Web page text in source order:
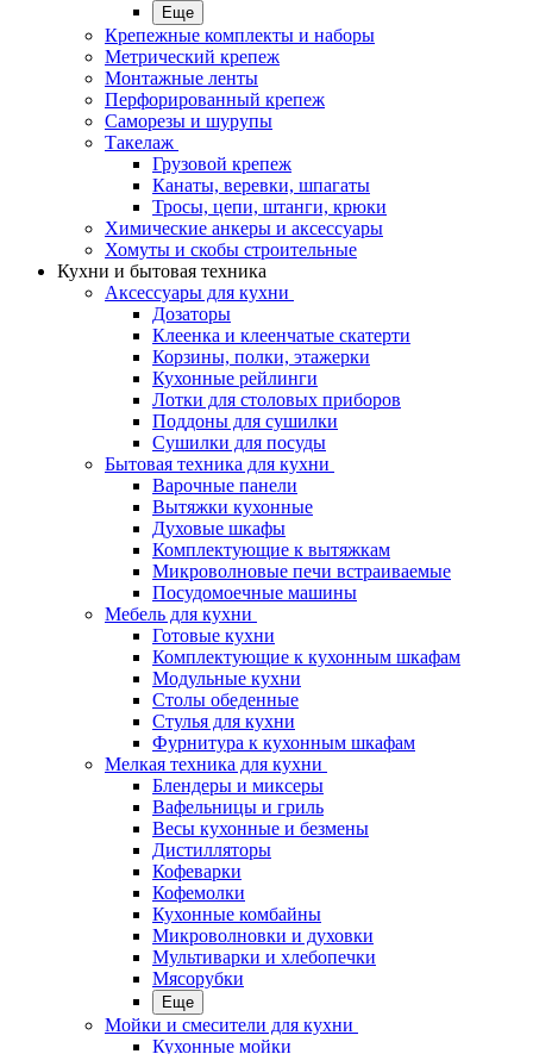
Еще
Крепежные комплекты и наборы
Метрический крепеж
Монтажные ленты
Перфорированный крепеж
Саморезы и шурупы
Такелаж
Грузовой крепеж
Канаты, веревки, шпагаты
Тросы, цепи, штанги, крюки
Химические анкеры и аксессуары
Хомуты и скобы строительные
Кухни и бытовая техника
Аксессуары для кухни
Дозаторы
Клеенка и клеенчатые скатерти
Корзины, полки, этажерки
Кухонные рейлинги
Лотки для столовых приборов
Поддоны для сушилки
Сушилки для посуды
Бытовая техника для кухни
Варочные панели
Вытяжки кухонные
Духовые шкафы
Комплектующие к вытяжкам
Микроволновые печи встраиваемые
Посудомоечные машины
Мебель для кухни
Готовые кухни
Комплектующие к кухонным шкафам
Модульные кухни
Столы обеденные
Стулья для кухни
Фурнитура к кухонным шкафам
Мелкая техника для кухни
Блендеры и миксеры
Вафельницы и гриль
Весы кухонные и безмены
Дистилляторы
Кофеварки
Кофемолки
Кухонные комбайны
Микроволновки и духовки
Мультиварки и хлебопечки
Мясорубки
Еще
Мойки и смесители для кухни
Кухонные мойки